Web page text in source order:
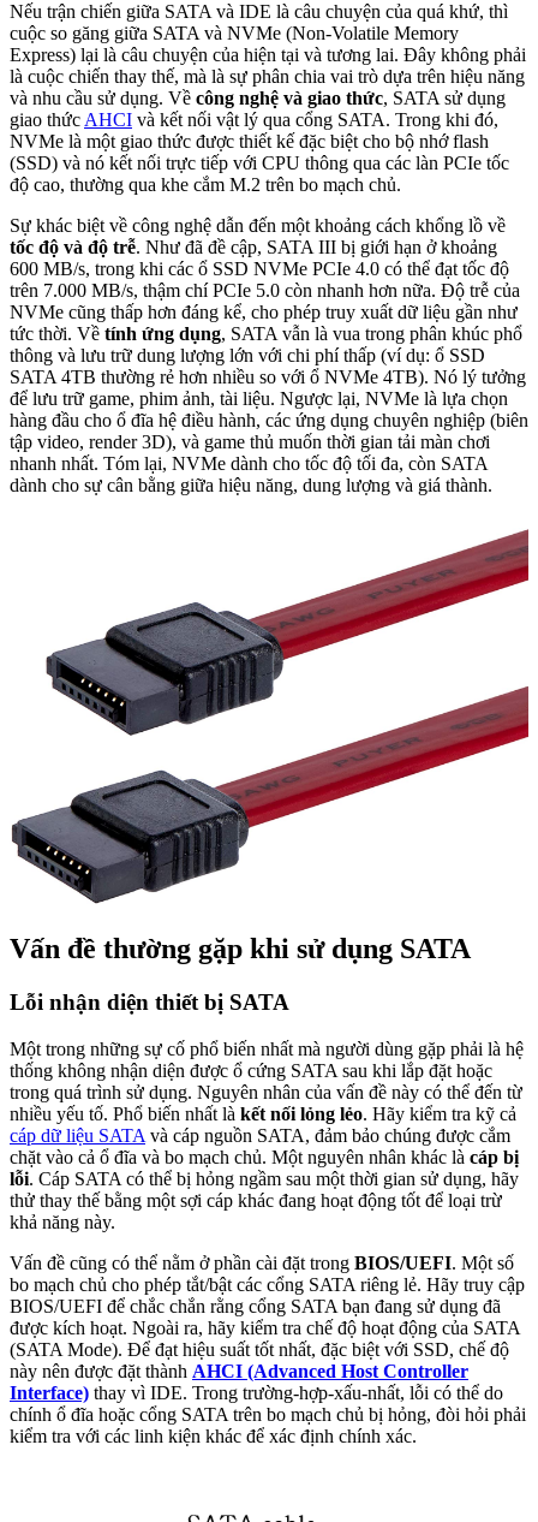
Nếu trận chiến giữa SATA và IDE là câu chuyện của quá khứ, thì
cuộc so găng giữa SATA và NVMe (Non-Volatile Memory
Express) lại là câu chuyện của hiện tại và tương lai. Đây không phải
là cuộc chiến thay thế, mà là sự phân chia vai trò dựa trên hiệu năng
và nhu cầu sử dụng. Về công nghệ và giao thức, SATA sử dụng
giao thức AHCI và kết nối vật lý qua cổng SATA. Trong khi đó,
NVMe là một giao thức được thiết kế đặc biệt cho bộ nhớ flash
(SSD) và nó kết nối trực tiếp với CPU thông qua các làn PCIe tốc
độ cao, thường qua khe cắm M.2 trên bo mạch chủ.
Sự khác biệt về công nghệ dẫn đến một khoảng cách khổng lồ về
tốc độ và độ trễ. Như đã đề cập, SATA III bị giới hạn ở khoảng
600 MB/s, trong khi các ổ SSD NVMe PCIe 4.0 có thể đạt tốc độ
trên 7.000 MB/s, thậm chí PCIe 5.0 còn nhanh hơn nữa. Độ trễ của
NVMe cũng thấp hơn đáng kể, cho phép truy xuất dữ liệu gần như
tức thời. Về tính ứng dụng, SATA vẫn là vua trong phân khúc phổ
thông và lưu trữ dung lượng lớn với chi phí thấp (ví dụ: ổ SSD
SATA 4TB thường rẻ hơn nhiều so với ổ NVMe 4TB). Nó lý tưởng
để lưu trữ game, phim ảnh, tài liệu. Ngược lại, NVMe là lựa chọn
hàng đầu cho ổ đĩa hệ điều hành, các ứng dụng chuyên nghiệp (biên
tập video, render 3D), và game thủ muốn thời gian tải màn chơi
nhanh nhất. Tóm lại, NVMe dành cho tốc độ tối đa, còn SATA
dành cho sự cân bằng giữa hiệu năng, dung lượng và giá thành.
Vấn đề thường gặp khi sử dụng SATA
Lỗi nhận diện thiết bị SATA
Một trong những sự cố phổ biến nhất mà người dùng gặp phải là hệ
thống không nhận diện được ổ cứng SATA sau khi lắp đặt hoặc
trong quá trình sử dụng. Nguyên nhân của vấn đề này có thể đến từ
nhiều yếu tố. Phổ biến nhất là kết nối lỏng lẻo. Hãy kiểm tra kỹ cả
cáp dữ liệu SATA và cáp nguồn SATA, đảm bảo chúng được cắm
chặt vào cả ổ đĩa và bo mạch chủ. Một nguyên nhân khác là cáp bị
lỗi. Cáp SATA có thể bị hỏng ngầm sau một thời gian sử dụng, hãy
thử thay thế bằng một sợi cáp khác đang hoạt động tốt để loại trừ
khả năng này.
Vấn đề cũng có thể nằm ở phần cài đặt trong BIOS/UEFI. Một số
bo mạch chủ cho phép tắt/bật các cổng SATA riêng lẻ. Hãy truy cập
BIOS/UEFI để chắc chắn rằng cổng SATA bạn đang sử dụng đã
được kích hoạt. Ngoài ra, hãy kiểm tra chế độ hoạt động của SATA
(SATA Mode). Để đạt hiệu suất tốt nhất, đặc biệt với SSD, chế độ
này nên được đặt thành AHCI (Advanced Host Controller
Interface) thay vì IDE. Trong trường-hợp-xấu-nhất, lỗi có thể do
chính ổ đĩa hoặc cổng SATA trên bo mạch chủ bị hỏng, đòi hỏi phải
kiểm tra với các linh kiện khác để xác định chính xác.